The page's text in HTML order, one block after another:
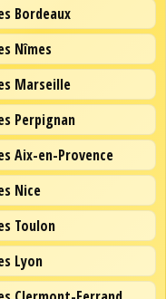
Bordeaux
Nîmes
Marseille
Perpignan
Aix-en-Provence
Nice
Toulon
Lyon